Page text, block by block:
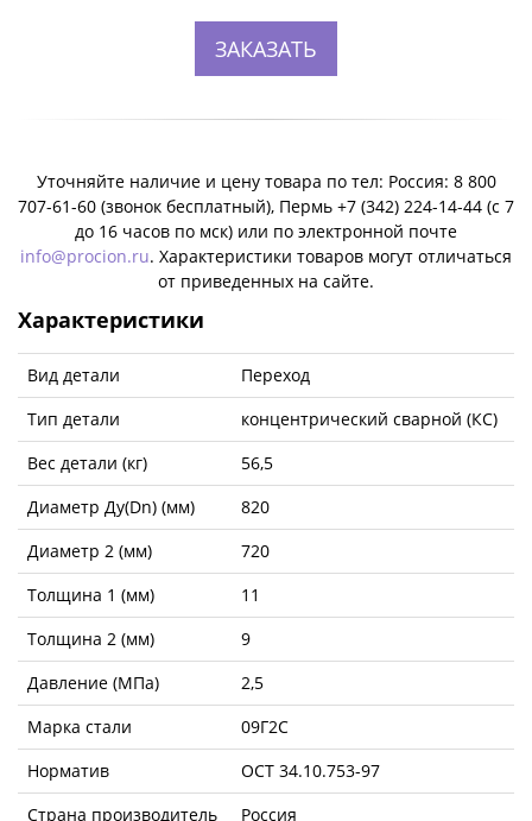
ЗАКАЗАТЬ
Уточняйте наличие и цену товара по тел: Россия: 8 800
707-61-60 (звонок бесплатный), Пермь +7 (342) 224-14-44 (c 7
до 16 часов по мск) или по электронной почте
info@procion.ru. Характеристики товаров могут отличаться
от приведенных на сайте.
Характеристики
Вид детали
Переход
Тип детали
концентрический сварной (КС)
Вес детали (кг)
56,5
Диаметр Ду(Dn) (мм)
820
Диаметр 2 (мм)
720
Толщина 1 (мм)
11
Толщина 2 (мм)
9
Давление (МПа)
2,5
Марка стали
09Г2С
Норматив
ОСТ 34.10.753-97
Страна производитель
Россия